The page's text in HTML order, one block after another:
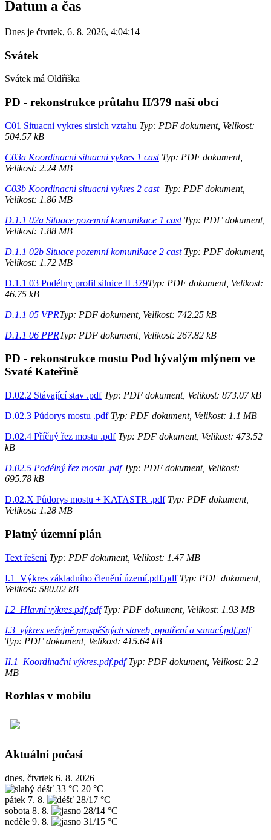
Datum a čas
Dnes je čtvrtek, 6. 8. 2026, 4:04:14
Svátek
Svátek má Oldřiška
PD - rekonstrukce průtahu II/379 naší obcí
C01 Situacni vykres sirsich vztahu Typ: PDF dokument, Velikost:
504.57 kB
C03a Koordinacni situacni vykres 1 castTyp: PDF dokument,
Velikost: 2.24 MB
C03b Koordinacni situacni vykres 2 cast Typ: PDF dokument,
Velikost: 1.86 MB
D.1.1 02a Situace pozemní komunikace 1 castTyp: PDF dokument,
Velikost: 1.88 MB
D.1.1 02b Situace pozemní komunikace 2 castTyp: PDF dokument,
Velikost: 1.72 MB
D.1.1 03 Podélny profil silnice II 379Typ: PDF dokument, Velikost:
46.75 kB
D.1.1 05 VPRTyp: PDF dokument, Velikost: 742.25 kB
D.1.1 06 PPRTyp: PDF dokument, Velikost: 267.82 kB
PD - rekonstrukce mostu Pod bývalým mlýnem ve
Svaté Kateřině
D.02.2 Stávající stav .pdfTyp: PDF dokument, Velikost: 873.07 kB
D.02.3 Půdorys mostu .pdfTyp: PDF dokument, Velikost: 1.1 MB
D.02.4 Příčný řez mostu .pdfTyp: PDF dokument, Velikost: 473.52
kB
D.02.5 Podélný řez mostu .pdfTyp: PDF dokument, Velikost:
695.78 kB
D.02.X Půdorys mostu + KATASTR .pdfTyp: PDF dokument,
Velikost: 1.28 MB
Platný územní plán
Text řešeníTyp: PDF dokument, Velikost: 1.47 MB
I.1_Výkres základního členění území.pdf.pdfTyp: PDF dokument,
Velikost: 580.02 kB
I.2_Hlavní výkres.pdf.pdfTyp: PDF dokument, Velikost: 1.93 MB
I.3_výkres veřejně prospěšných staveb, opatření a sanací.pdf.pdf
Typ: PDF dokument, Velikost: 415.64 kB
II.1_Koordinační výkres.pdf.pdfTyp: PDF dokument, Velikost: 2.2
MB
Rozhlas v mobilu
Aktuální počasí
dnes, čtvrtek 6. 8. 2026
33 °C 20 °C
pátek 7. 8.
28/17 °C
sobota 8. 8.
28/14 °C
neděle 9. 8. 31/15 °C